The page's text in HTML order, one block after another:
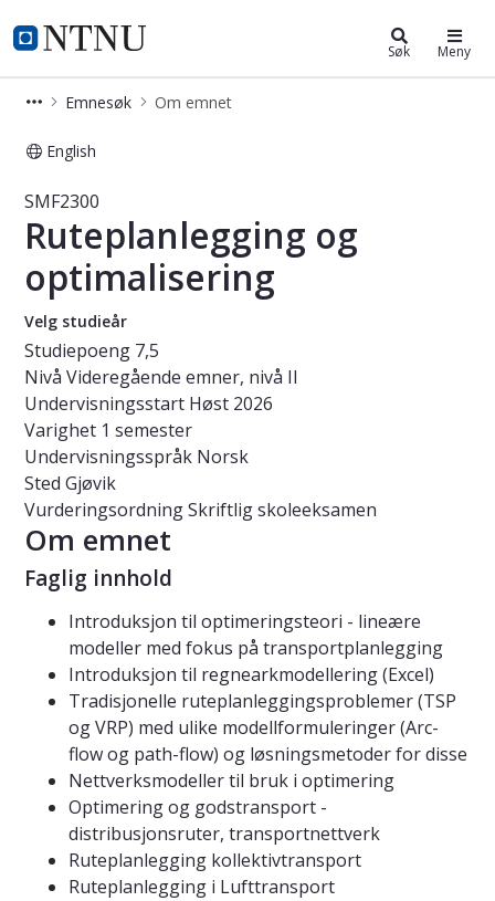
NTNU Hjemmeside
Studier Søk Meny
Emnesøk Om emnet
English
Emne - Ruteplanlegging og
SMF2300
Ruteplanlegging og
optimalisering
Velg studieår
Studiepoeng 7,5
Nivå Videregående emner, nivå II
Undervisningsstart Høst 2026
Varighet 1 semester
Undervisningsspråk Norsk
Sted Gjøvik
VurderingsordningSkriftlig skoleeksamen
Om emnet
Faglig innhold
Introduksjon til optimeringsteori - lineære
modeller med fokus på transportplanlegging
Introduksjon til regnearkmodellering (Excel)
Tradisjonelle ruteplanleggingsproblemer (TSP
og VRP) med ulike modellformuleringer (Arc-
flow og path-flow) og løsningsmetoder for disse
Nettverksmodeller til bruk i optimering
Optimering og godstransport -
distribusjonsruter, transportnettverk
Ruteplanlegging kollektivtransport
Ruteplanlegging i Lufttransport